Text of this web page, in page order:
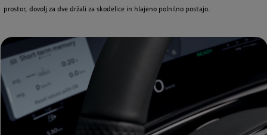
prostor, dovolj za dve držali za skodelice in hlajeno polnilno postajo.